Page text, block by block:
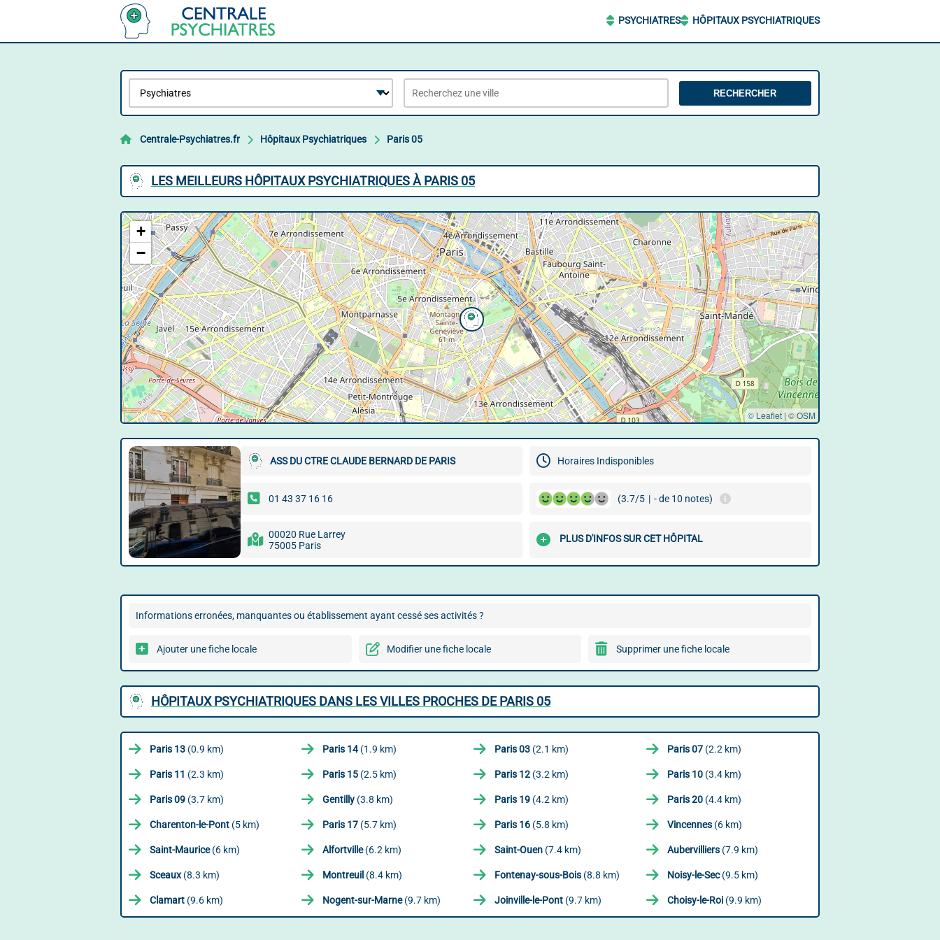
PSYCHIATRES HÔPITAUX PSYCHIATRIQUES
RECHERCHER
Centrale-Psychiatres.fr Hôpitaux Psychiatriques Paris 05
LES MEILLEURS HÔPITAUX PSYCHIATRIQUES À PARIS 05
+
−
© Leaflet|©OSM
ASS DU CTRE CLAUDE BERNARD DE PARIS Horaires Indisponibles
01 43 37 16 16 (3.7/5 | - de 10 notes)
00020 Rue Larrey
75005 Paris
PLUS D'INFOS SUR CET HÔPITAL
Informations erronées, manquantes ou établissement ayant cessé ses activités ?
Ajouter une fiche locale Modifier une fiche locale Supprimer une fiche locale
HÔPITAUX PSYCHIATRIQUES DANS LES VILLES PROCHES DE PARIS 05
Paris 13 (0.9 km) Paris 14(1.9 km) Paris 03 (2.1 km) Paris 07(2.2 km)
Paris 11 (2.3 km) Paris 15(2.5 km) Paris 12 (3.2 km) Paris 10(3.4 km)
Paris 09 (3.7 km) Gentilly(3.8 km) Paris 19 (4.2 km) Paris 20(4.4 km)
Charenton-le-Pont (5 km) Paris 17(5.7 km) Paris 16 (5.8 km) Vincennes(6 km)
Saint-Maurice(6 km) Alfortville(6.2 km) Saint-Ouen (7.4 km) Aubervilliers(7.9 km)
Sceaux(8.3 km) Montreuil (8.4 km) Fontenay-sous-Bois (8.8 km) Noisy-le-Sec(9.5 km)
Clamart (9.6 km) Nogent-sur-Marne(9.7 km) Joinville-le-Pont (9.7 km) Choisy-le-Roi(9.9 km)